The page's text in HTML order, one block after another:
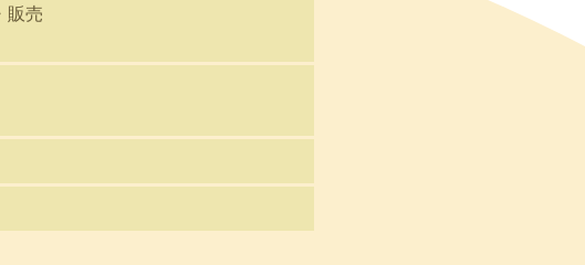
は、
販売